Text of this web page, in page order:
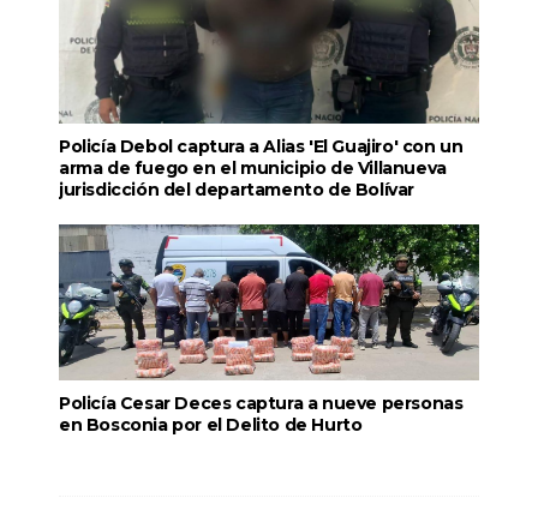
Policía Debol captura a Alias 'El Guajiro' con un
arma de fuego en el municipio de Villanueva
jurisdicción del departamento de Bolívar
Policía Cesar Deces captura a nueve personas
en Bosconia por el Delito de Hurto